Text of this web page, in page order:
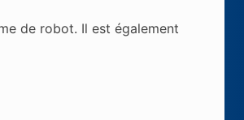
de robot. Il est également